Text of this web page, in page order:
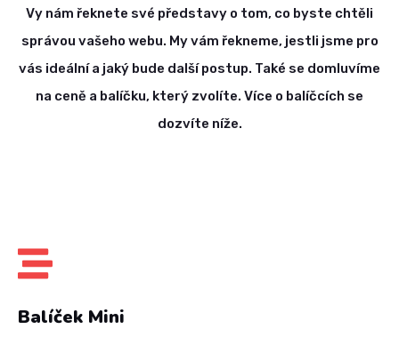
Vy nám řeknete své představy o tom, co byste chtěli
správou vašeho webu. My vám řekneme, jestli jsme pro
vás ideální a jaký bude další postup. Také se domluvíme
na ceně a balíčku, který zvolíte. Více o balíčcích se
dozvíte níže.
Balíček Mini